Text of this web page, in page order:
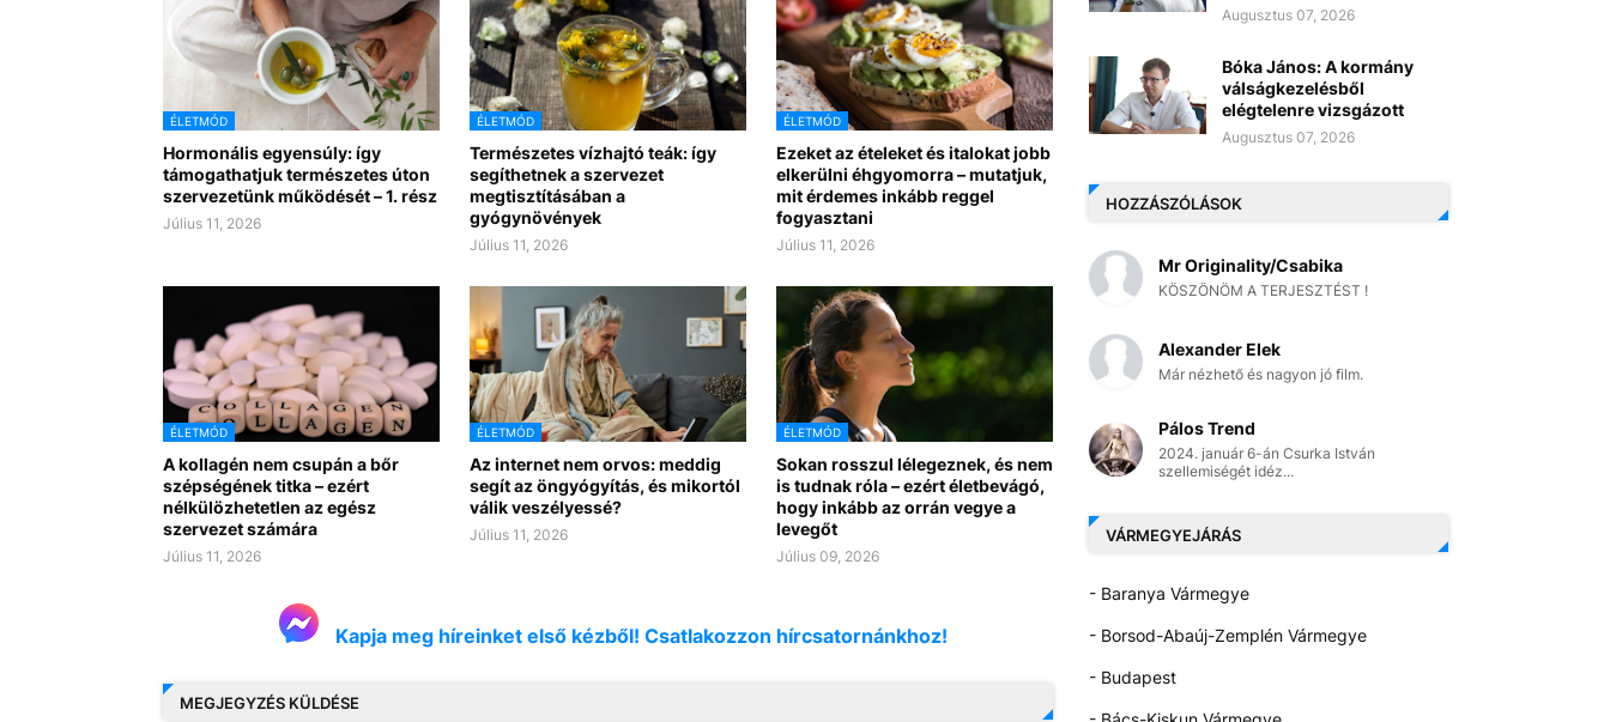
ÉLETMÓD
Hormonális egyensúly: így
támogathatjuk természetes úton
szervezetünk működését – 1. rész
Július 11, 2026
ÉLETMÓD
Természetes vízhajtó teák: így
segíthetnek a szervezet
megtisztításában a
gyógynövények
Július 11, 2026
ÉLETMÓD
Ezeket az ételeket és italokat jobb
elkerülni éhgyomorra – mutatjuk,
mit érdemes inkább reggel
fogyasztani
Július 11, 2026
ÉLETMÓD
A kollagén nem csupán a bőr
szépségének titka – ezért
nélkülözhetetlen az egész
szervezet számára
Július 11, 2026
ÉLETMÓD
Az internet nem orvos: meddig
segít az öngyógyítás, és mikortól
válik veszélyessé?
Július 11, 2026
ÉLETMÓD
Sokan rosszul lélegeznek, és nem
is tudnak róla – ezért életbevágó,
hogy inkább az orrán vegye a
levegőt
Július 09, 2026
Kapja meg híreinket első kézből! Csatlakozzon hírcsatornánkhoz!
MEGJEGYZÉS KÜLDÉSE
Augusztus 07, 2026
Bóka János: A kormány
válságkezelésből
elégtelenre vizsgázott
Augusztus 07, 2026
HOZZÁSZÓLÁSOK
Mr Originality/Csabika
KÖSZÖNÖM A TERJESZTÉST !
Alexander Elek
Már nézhető és nagyon jó film.
Pálos Trend
2024. január 6-án Csurka István
szellemiségét idéz...
VÁRMEGYEJÁRÁS
- Baranya Vármegye
- Borsod-Abaúj-Zemplén Vármegye
- Budapest